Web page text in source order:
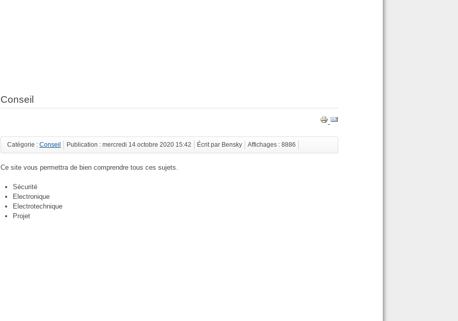
Conseil
Catégorie : Conseil Publication : mercredi 14 octobre 2020 15:42 Écrit par Bensky Affichages : 8886
Ce site vous permettra de bien comprendre tous ces sujets.
Sécurité
Electronique
Electrotechnique
Projet